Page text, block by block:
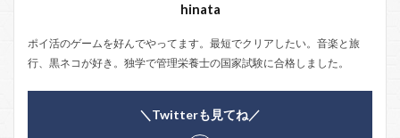
hinata
ポイ活のゲームを好んでやってます。最短でクリアしたい。音楽と旅
行、黒ネコが好き。独学で管理栄養士の国家試験に合格しました。
＼Twitterも見てね／